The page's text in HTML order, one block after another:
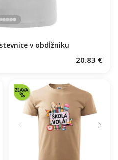
v obdĺžniku
20.83 €